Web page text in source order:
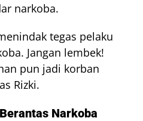
narkoba.
tegas pelaku
Jangan lembek!
pun jadi korban
Rizki.
Narkoba